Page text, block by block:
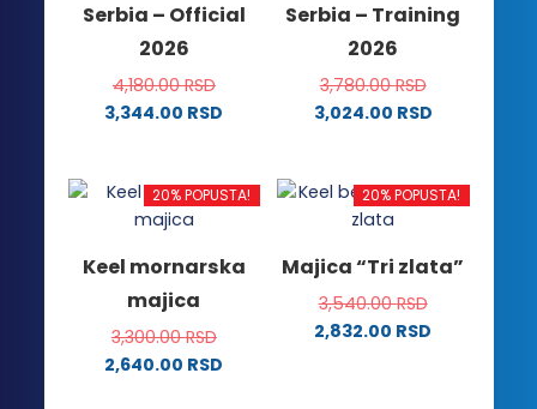
biti
izabrane
na
stranici
izabrane
na
stranici
proizvoda.
Serbia – Official
2026
4,180.00RSD
3,344.00 RSD
ima
više
Opcije
mogu
biti
izabrane
Serbia – Training
2026
3,780.00RSD
3,024.00 RSD
ima
više
Opcije
mogu
biti
20% POPUSTA!
Keel mornarska
majica
3,300.00RSD
2,640.00 RSD
20% POPUSTA!
Majica “Tri zlata”
3,540.00RSD
2,832.00 RSD